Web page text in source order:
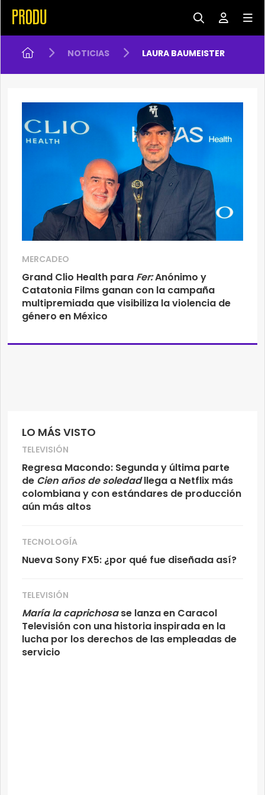
NOTICIAS LAURA BAUMEISTER
LO MÁS VISTO
TELEVISIÓN
Regresa Macondo: Segunda y última parte
de Cien años de soledadllega a Netflix más
colombiana y con estándares de producción
aún más altos
TECNOLOGÍA
Nueva Sony FX5: ¿por qué fue diseñada así?
TELEVISIÓN
María la caprichosase lanza en Caracol
Televisión con una historia inspirada en la
lucha por los derechos de las empleadas de
servicio
MERCADEO
Grand Clio Health para Fer:Anónimo y
Catatonia Films ganan con la campaña
multipremiada que visibiliza la violencia de
género en México